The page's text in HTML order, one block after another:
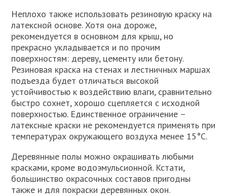
Неплохо также использовать резиновую краску на
латексной основе. Хотя она дороже,
рекомендуется в основном для крыш, но
прекрасно укладывается и по прочим
поверхностям: дереву, цементу или бетону.
Резиновая краска на стенах и лестничных маршах
подъезда будет отличаться высокой
устойчивостью к воздействию влаги, сравнительно
быстро сохнет, хорошо сцепляется с исходной
поверхностью. Единственное ограничение –
латексные краски не рекомендуется применять при
температурах окружающего воздуха менее 15°С.
Деревянные полы можно окрашивать любыми
красками, кроме водоэмульсионной. Кстати,
большинство окрасочных составов пригодны
также и для покраски деревянных окон.